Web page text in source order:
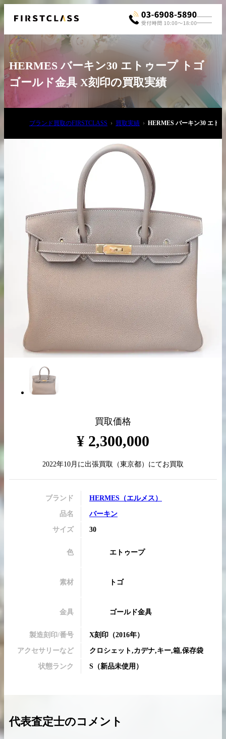
03-6908-5890
出張買取の
お申込み
宅配買取の
お申込み
LINE査定
HERMES バーキン30 エトゥープ トゴ
ゴールド金具 X刻印の買取実績
ブランド買取のFIRSTCLASS 買取実績 HERMES バーキン30 エト
買取価格
¥ 2,300,000
2022年10月 に出張買取 （東京都）にてお買取
ブランド HERMES （エルメス ）
品名 バーキン
サイズ 30
色 エトゥープ
素材 トゴ
金具 ゴールド金具
製造刻印/番号 X刻印 （2016年）
アクセサリーなど クロシェット,カデナ,キー,箱,保存袋
状態ランク S （新品未使用 ）
代表査定士のコメント